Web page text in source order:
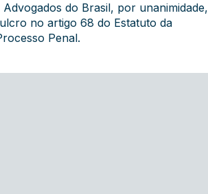
do Brasil, por unanimidade,
no artigo 68 do Estatuto da
Penal.